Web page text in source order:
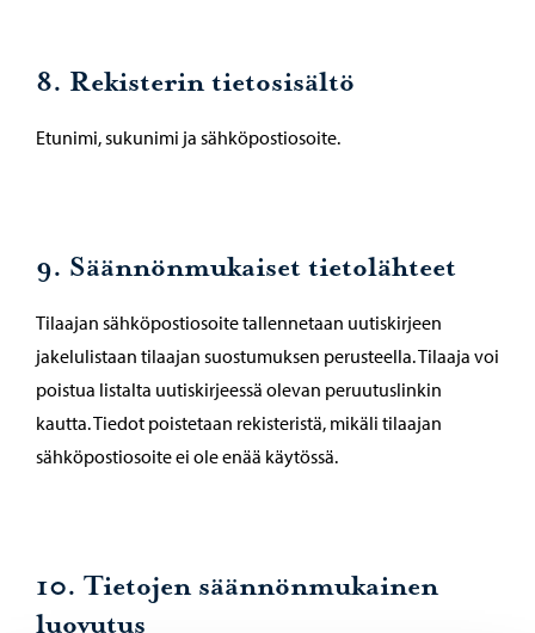
8. Rekisterin tietosisältö
Etunimi, sukunimi ja sähköpostiosoite.
9. Säännönmukaiset tietolähteet
Tilaajan sähköpostiosoite tallennetaan uutiskirjeen
jakelulistaan tilaajan suostumuksen perusteella. Tilaaja voi
poistua listalta uutiskirjeessä olevan peruutuslinkin
kautta. Tiedot poistetaan rekisteristä, mikäli tilaajan
sähköpostiosoite ei ole enää käytössä.
10. Tietojen säännönmukainen
luovutus